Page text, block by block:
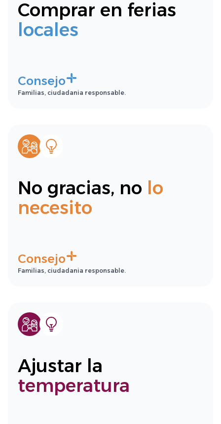
Comprar en ferias
locales
Consejo
Familias, ciudadania responsable.
No gracias, no lo
necesito
Consejo
Familias, ciudadania responsable.
Ajustar la
temperatura